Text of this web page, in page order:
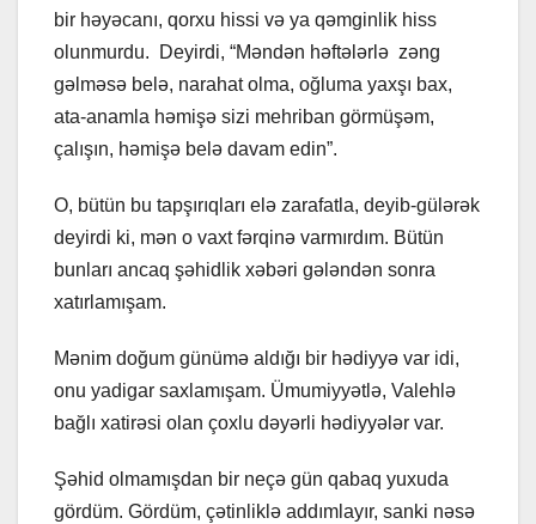
bir həyəcanı, qorxu hissi və ya qəmginlik hiss
olunmurdu. Deyirdi, “Məndən həftələrlə zəng
gəlməsə belə, narahat olma, oğluma yaxşı bax,
ata-anamla həmişə sizi mehriban görmüşəm,
çalışın, həmişə belə davam edin”.
O, bütün bu tapşırıqları elə zarafatla, deyib-gülərək
deyirdi ki, mən o vaxt fərqinə varmırdım. Bütün
bunları ancaq şəhidlik xəbəri gələndən sonra
xatırlamışam.
Mənim doğum günümə aldığı bir hədiyyə var idi,
onu yadigar saxlamışam. Ümumiyyətlə, Valehlə
bağlı xatirəsi olan çoxlu dəyərli hədiyyələr var.
Şəhid olmamışdan bir neçə gün qabaq yuxuda
gördüm. Gördüm, çətinliklə addımlayır, sanki nəsə